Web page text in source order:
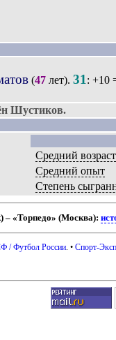
(47лет). 31 : +10
Шустиков.
Средний возраст
Средний опыт
Степень
– «Торпедо» (Москва):
/ Футбол России . •Спорт-